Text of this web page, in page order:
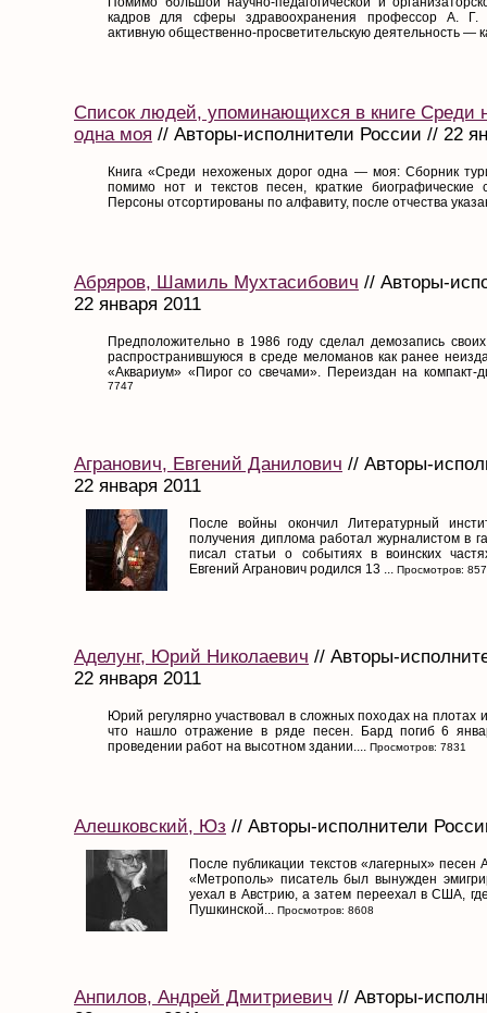
кадров для сферы здравоохранения профессор А. Г.
активную общественно-просветительскую деятельность —
Список людей, упоминающихся в книге Среди
одна моя // Авторы-исполнители России // 22
Книга «Среди нехоженых дорог одна — моя: Сборник
помимо нот и текстов песен, краткие биографические
Персоны отсортированы по алфавиту, после отчества
Абряров, Шамиль Мухтасибович // Авторы-
22 января 2011
Предположительно в 1986 году сделал демозапись
распространившуюся в среде меломанов как ранее
«Аквариум» «Пирог со свечами». Переиздан на компакт-
7747
Агранович, Евгений Данилович // Авторы-
22 января 2011
После войны окончил Литературный
получения диплома работал журналистом в
писал статьи о событиях в воинских
Евгений Агранович родился 13 ... Просмотров:
Аделунг, Юрий Николаевич // Авторы-
22 января 2011
Юрий регулярно участвовал в сложных походах на плотах
что нашло отражение в ряде песен. Бард погиб 6
проведении работ на высотном здании.... Просмотров: 7831
Алешковский, Юз // Авторы-исполнители
После публикации текстов «лагерных» песен
«Метрополь» писатель был вынужден
уехал в Австрию, а затем переехал в США,
Пушкинской... Просмотров: 8608
Анпилов, Андрей Дмитриевич // Авторы-